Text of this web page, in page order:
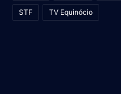
STF TV Equinócio